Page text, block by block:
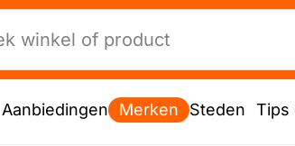
Aanbiedingen Merken Steden Tips